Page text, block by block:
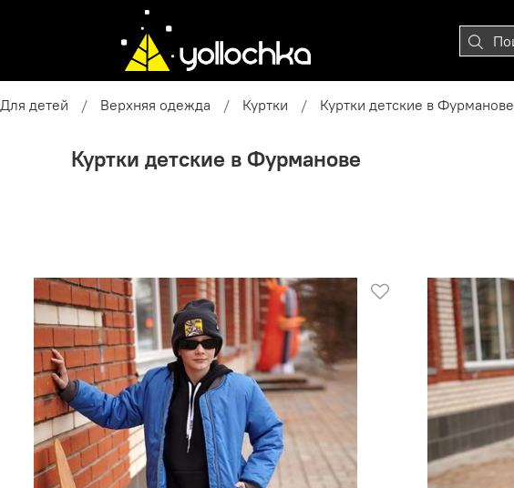
Для детей Верхняя одежда Куртки Куртки детские в Фурманове
Куртки детские в Фурманове